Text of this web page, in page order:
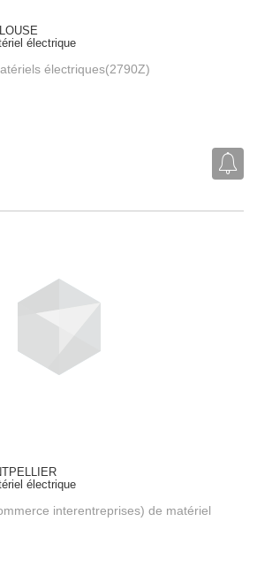
électrique
électriques(2790Z)
électrique
interentreprises) de matériel